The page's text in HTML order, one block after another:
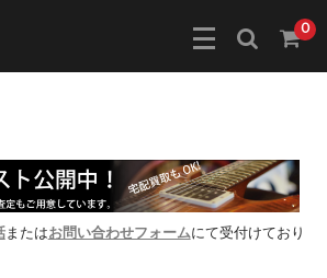
0
またはお問い合わせフォームにて受付けており